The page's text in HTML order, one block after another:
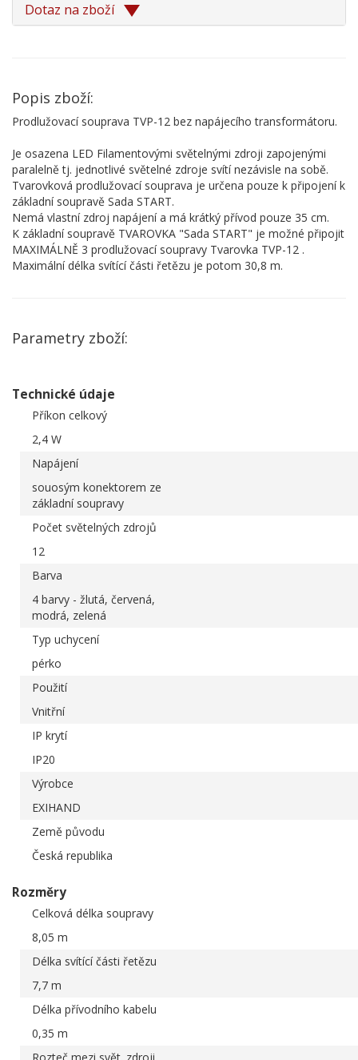
Dotaz na zboží
Popis zboží:
Prodlužovací souprava TVP-12 bez napájecího transformátoru.
Je osazena LED Filamentovými světelnými zdroji zapojenými
paralelně tj. jednotlivé světelné zdroje svítí nezávisle na sobě.
Tvarovková prodlužovací souprava je určena pouze k připojení k
základní soupravě Sada START.
Nemá vlastní zdroj napájení a má krátký přívod pouze 35 cm.
K základní soupravě TVAROVKA "Sada START" je možné připojit
MAXIMÁLNĚ 3 prodlužovací soupravy Tvarovka TVP-12 .
Maximální délka svítící části řetězu je potom 30,8 m.
Parametry zboží:
Technické údaje
Příkon celkový
2,4 W
Napájení
souosým konektorem ze
základní soupravy
Počet světelných zdrojů
12
Barva
4 barvy - žlutá, červená,
modrá, zelená
Typ uchycení
pérko
Použití
Vnitřní
IP krytí
IP20
Výrobce
EXIHAND
Země původu
Česká republika
Rozměry
Celková délka soupravy
8,05 m
Délka svítící části řetězu
7,7 m
Délka přívodního kabelu
0,35 m